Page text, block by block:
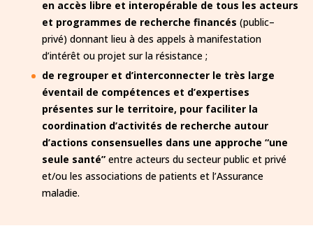
en accès libre et interopérable de tous les acteurs
et programmes de recherche financés (public–
privé) donnant lieu à des appels à manifestation
d’intérêt ou projet sur la résistance ;
de regrouper et d’interconnecter le très large
éventail de compétences et d’expertises
présentes sur le territoire, pour faciliter la
coordination d’activités de recherche autour
d’actions consensuelles dans une approche “une
seule santé” entre acteurs du secteur public et privé
et/ou les associations de patients et l’Assurance
maladie.